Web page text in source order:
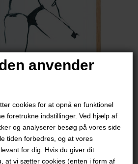
anvender
cookies for at opnå en funktionel
foretrukne indstillinger. Ved hjælp af
og analyserer besøg på vores side
tiden forbedres, og at vores
for dig. Hvis du giver dit
at vi sætter cookies (enten i form af